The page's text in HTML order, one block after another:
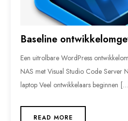
Baseline
Een uitrolbare WordPress
NAS met Visual Studio Code Server
laptop Veel ontwikkelaars beginnen
READ MORE